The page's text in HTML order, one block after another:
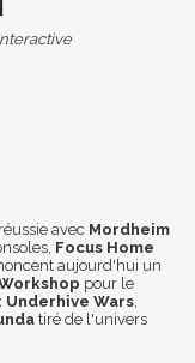
avec Mordheim
Focus Home
aujourd'hui un
pour le
Underhive Wars,
tiré de l'univers